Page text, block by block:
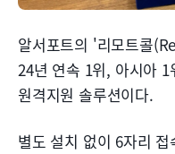
알서포트의 '리모트콜
24년 연속 1위, 아시아
원격지원 솔루션이다.
별도 설치 없이 6자리 접